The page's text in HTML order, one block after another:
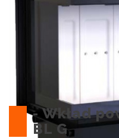
- Wkład
BL G